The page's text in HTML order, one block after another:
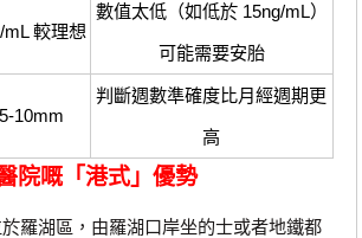
較理想
數值太低（如低於 15ng/mL）
可能需要安胎
10mm
判斷週數準確度比月經週期更
高
院嘅「港式」優勢
羅湖區，由羅湖口岸坐的士或者地鐵都